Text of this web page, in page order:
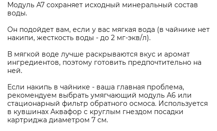
Модуль А7 сохраняет исходный минеральный состав
воды.
Он подойдет вам, если у вас мягкая вода (в чайнике нет
накипи, жесткость воды - до 2 мг-экв/л).
В мягкой воде лучше раскрываются вкус и аромат
ингредиентов, поэтому готовить предпочтительно на
ней.
Если накипь в чайнике - ваша главная проблема,
рекомендуем выбрать умягчающий модуль А6 или
стационарный фильтр обратного осмоса. Используется
в кувшинах Аквафор c круглым гнездом посадки
картриджа диаметром 7 см.